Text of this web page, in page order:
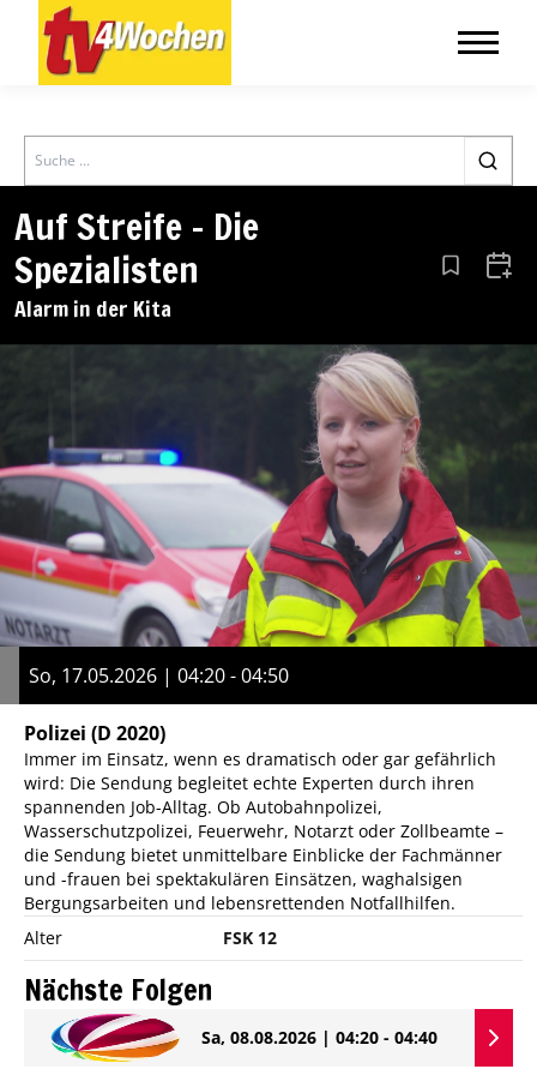
Search
Auf Streife – Die
Spezialisten
Alarm in der Kita
Aus den
So, 17.05.2026 | 04:20 - 04:50
Polizei (D 2020)
Immer im Einsatz, wenn es dramatisch oder gar gefährlich
wird: Die Sendung begleitet echte Experten durch ihren
spannenden Job-Alltag. Ob Autobahnpolizei,
Wasserschutzpolizei, Feuerwehr, Notarzt oder Zollbeamte –
die Sendung bietet unmittelbare Einblicke der Fachmänner
und -frauen bei spektakulären Einsätzen, waghalsigen
Bergungsarbeiten und lebensrettenden Notfallhilfen.
Alter
FSK 12
Nächste Folgen
Sa, 08.08.2026 | 04:20 - 04:40